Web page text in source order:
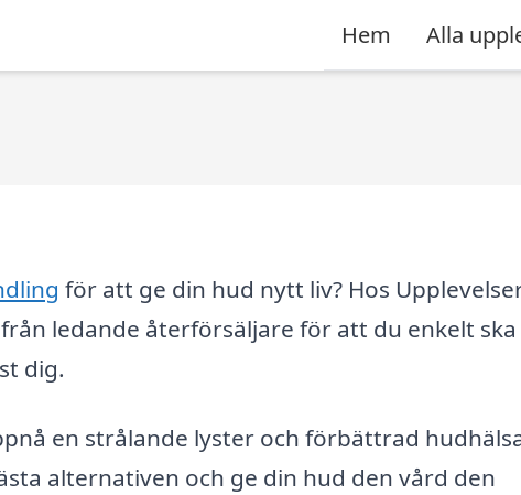
Hem Alla
för att ge din hud nytt liv? Hos
ledande återförsäljare för att du enkelt ska
dig.
en strålande lyster och förbättrad
alternativen och ge din hud den vård den